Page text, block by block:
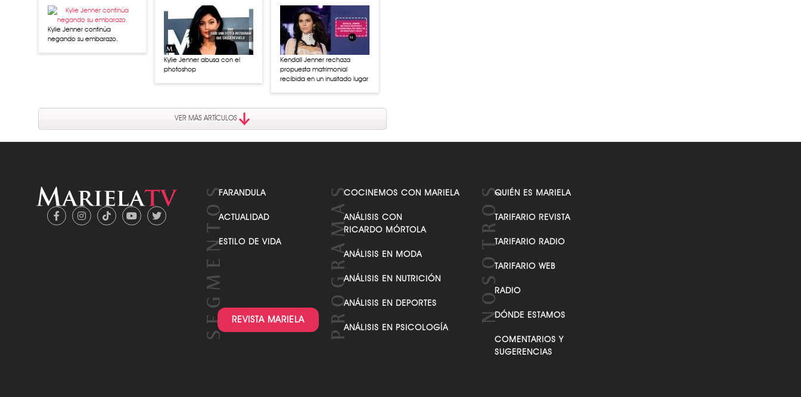
Kylie Jenner continúa
negando su embarazo.
Kylie Jenner abusa con el
photoshop
Kendall Jenner rechaza
propuesta matrimonial
recibida en un inusitado lugar
VER MÁS ARTÍCULOS
FARANDULA
ACTUALIDAD
ESTILO DE VIDA
REVISTA MARIELA
COCINEMOS CON MARIELA
ANÁLISIS CON
RICARDO MÓRTOLA
ANÁLISIS EN MODA
ANÁLISIS EN NUTRICIÓN
ANÁLISIS EN DEPORTES
ANÁLISIS EN PSICOLOGÍA
QUIÉN ES MARIELA
TARIFARIO REVISTA
TARIFARIO RADIO
TARIFARIO WEB
RADIO
DÓNDE ESTAMOS
COMENTARIOS Y
SUGERENCIAS